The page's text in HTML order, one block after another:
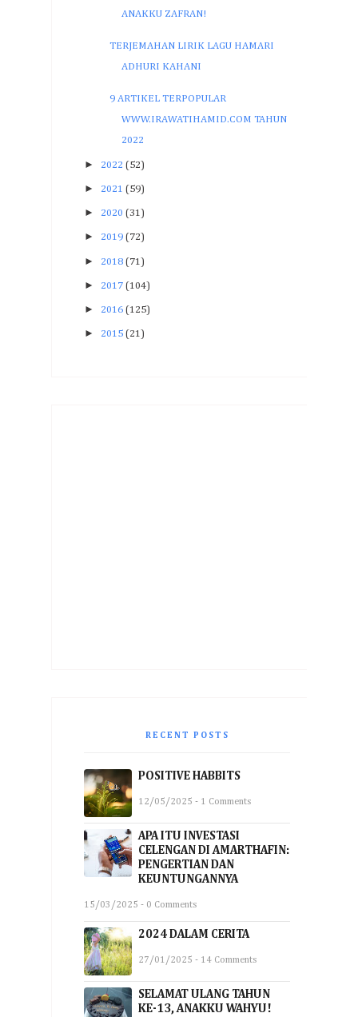
ANAKKU ZAFRAN!
TERJEMAHAN LIRIK LAGU HAMARI
ADHURI KAHANI
9 ARTIKEL TERPOPULAR
WWW.IRAWATIHAMID.COM TAHUN
2022
► 2022 (52)
► 2021 (59)
► 2020 (31)
► 2019 (72)
► 2018 (71)
► 2017 (104)
► 2016 (125)
► 2015 (21)
RECENT POSTS
POSITIVE HABBITS
12/05/2025 - 1 Comments
APA ITU INVESTASI
CELENGAN DI AMARTHAFIN:
PENGERTIAN DAN
KEUNTUNGANNYA
15/03/2025 - 0 Comments
2024 DALAM CERITA
27/01/2025 - 14 Comments
SELAMAT ULANG TAHUN
KE-13, ANAKKU WAHYU!